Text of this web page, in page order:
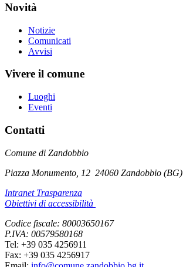
Novità
Notizie
Comunicati
Avvisi
Vivere il comune
Luoghi
Eventi
Contatti
Comune di Zandobbio
Piazza Monumento, 12 24060 Zandobbio (BG)
Intranet Trasparenza
Obiettivi di accessibilità
Codice fiscale: 80003650167
P.IVA: 00579580168
Tel: +39 035 4256911
Fax: +39 035 4256917